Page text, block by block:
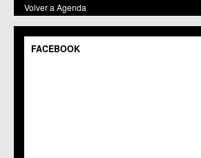
Volver a Agenda
FACEBOOK